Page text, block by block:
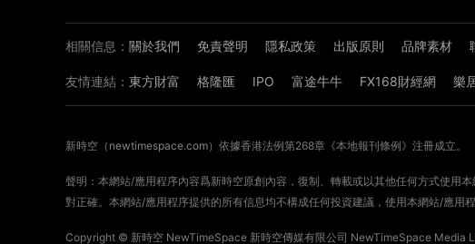
相關信息： 關於我們 免責聲明 隱私政策 出版原則 品牌素材
友情連結： 東方財富 格隆匯 IPO 富途牛牛 FX168財經網 樂
新時空（ newtimespace.com）依據香港法例第268章《本地報刊條例》注冊成立。
聲明：本網站/應用程序內容爲新時空原創內容，復制、轉載或以其他任何方式使用
對正確。本網站/應用程序提供的所有信息均不構成任何投資建議，使用本網站/應用
Copyright © 新時空 NewTimeSpace 新時空傳媒有限公司 NewTimeSpace Media